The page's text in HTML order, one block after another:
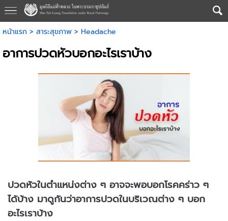
หน้าแรก > สาระสุขภาพ> Headache
อาการปวดหัวบอกอะไรเราบ้าง
ปวดหัวในตำแหน่งต่าง ๆ อาจจะพอบอกโรคคร่าว ๆ
ได้บ้าง มาดูกันว่าอาการปวดในบริเวณต่าง ๆ บอก
อะไรเราบ้าง